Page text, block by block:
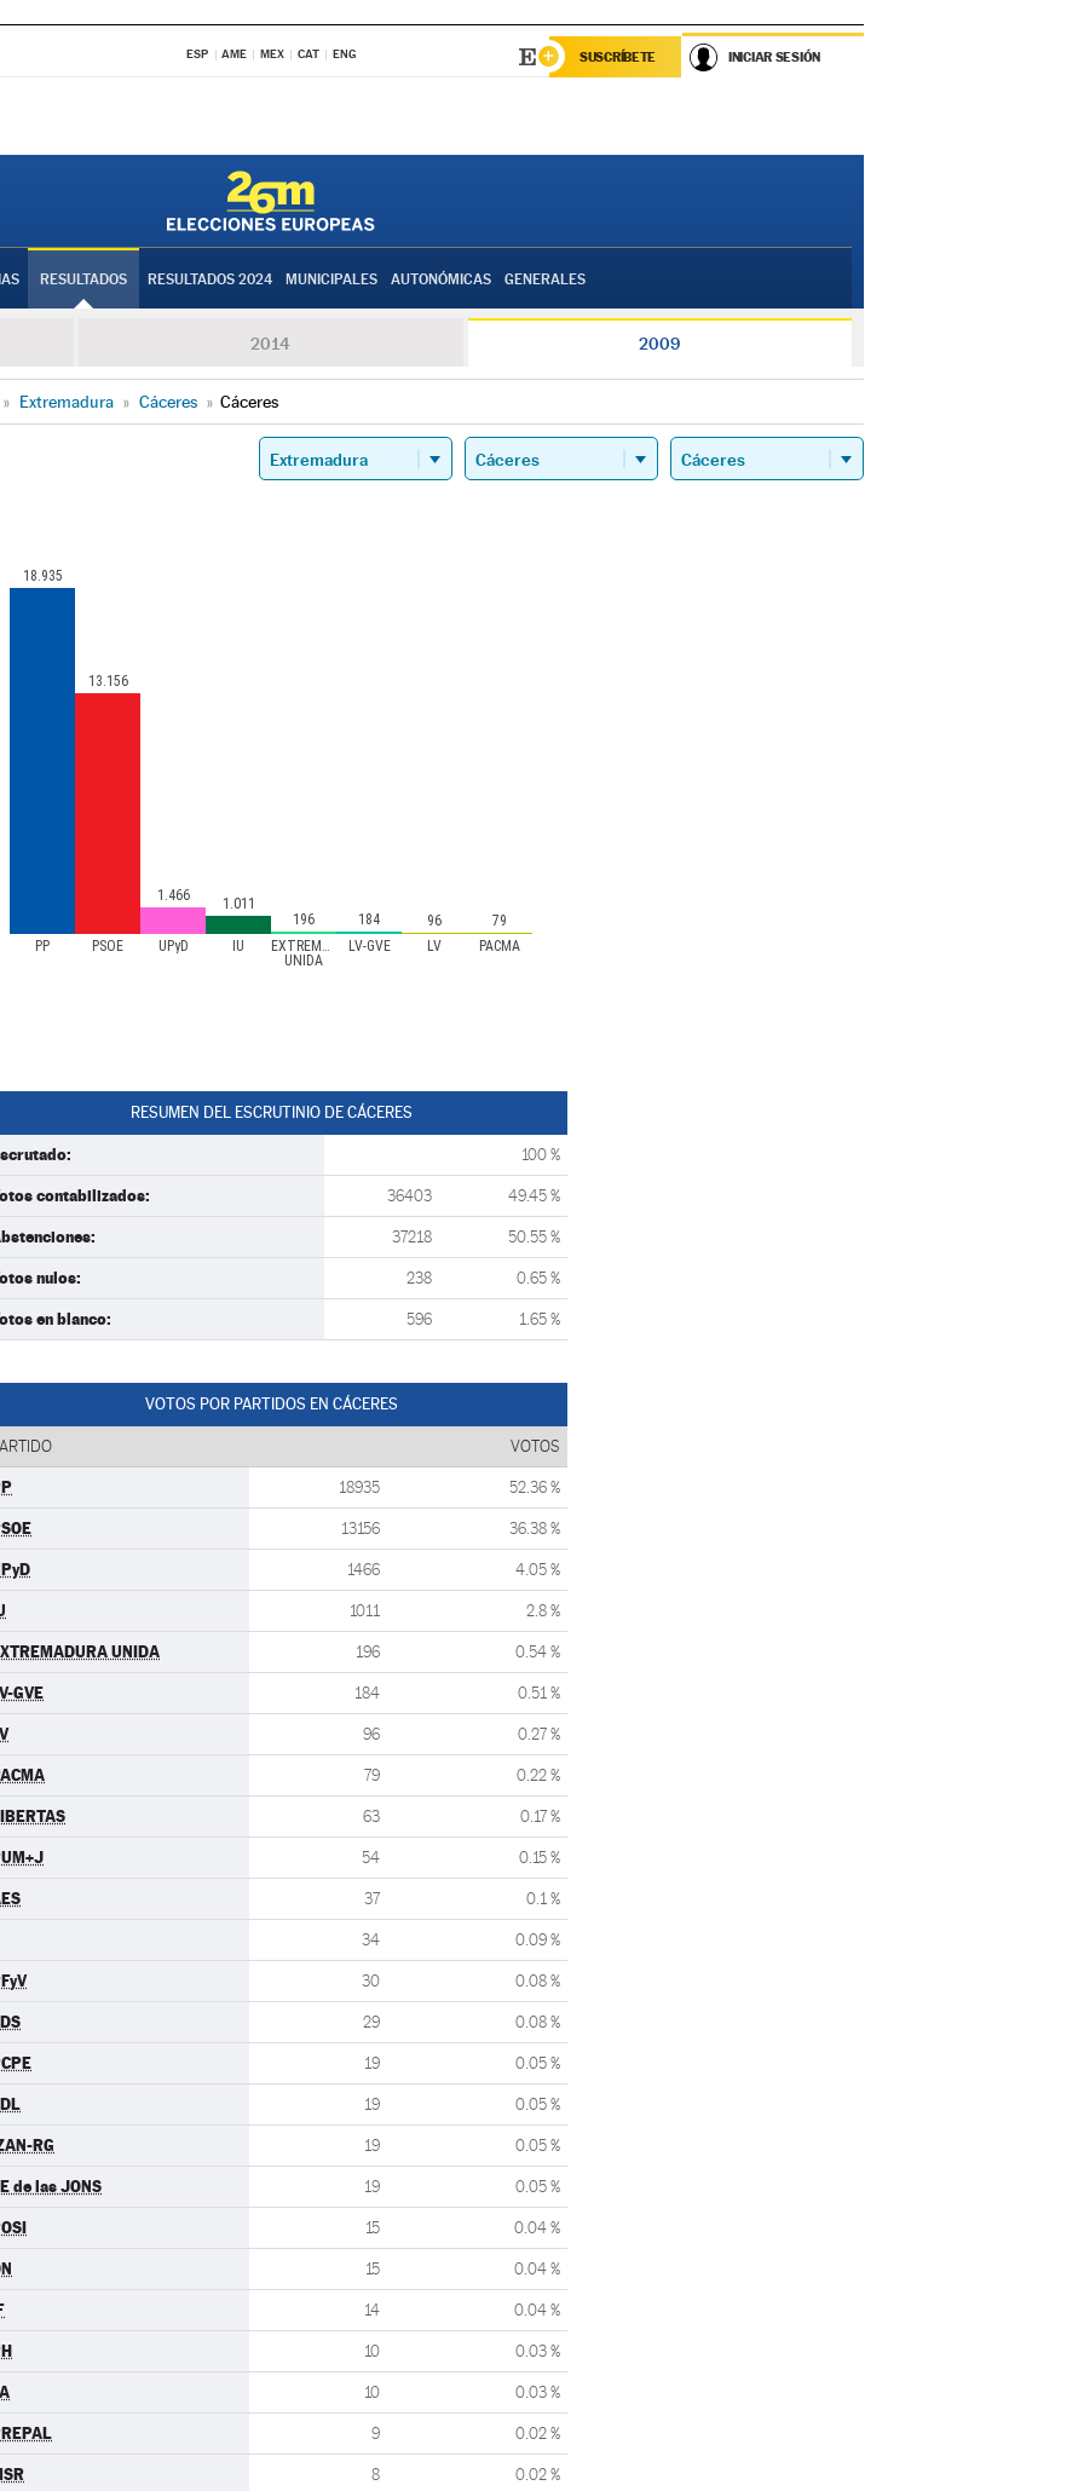
ESP AME MEX CAT ENG SUSCRÍBETE INICIAR SESIÓN
RESULTADOS RESULTADOS 2024 MUNICIPALES AUTONÓMICAS GENERALES
2014 2009
» Extremadura » Cáceres » Cáceres
PP PSOE UPyD IU
EXTREMADURA
UNIDA
LV-GVE LV PACMA
18.935
13.156
1.466
1.011
196
184 96 79
RESUMEN DEL ESCRUTINIO DE CÁCERES
100 %
contabilizados: 36403 49.45 %
37218 50.55 %
nulos: 238 0.65 %
en blanco: 596 1.65 %
VOTOS POR PARTIDOS EN CÁCERES
VOTOS
18935 52.36 %
13156 36.38 %
1466 4.05 %
1011 2.8 %
UNIDA 196 0.54 %
GVE 184 0.51 %
96 0.27 %
79 0.22 %
63 0.17 %
54 0.15 %
37 0.1 %
34 0.09 %
30 0.08 %
29 0.08 %
19 0.05 %
19 0.05 %
RG 19 0.05 %
de las JONS 19 0.05 %
15 0.04 %
15 0.04 %
14 0.04 %
10 0.03 %
10 0.03 %
9 0.02 %
8 0.02 %